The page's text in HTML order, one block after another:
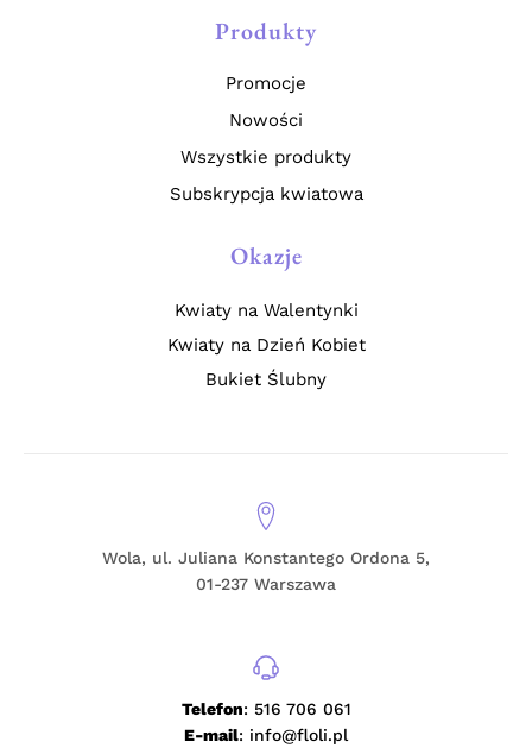
Produkty
Promocje
Nowości
Wszystkie produkty
Subskrypcja kwiatowa
Okazje
Kwiaty na Walentynki
Kwiaty na Dzień Kobiet
Bukiet Ślubny
Wola, ul. Juliana Konstantego Ordona 5,
01-237 Warszawa
Telefon: 516 706 061
E-mail: info@floli.pl